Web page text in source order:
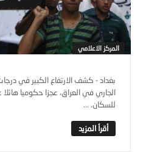
المركز الاعلامي
بغداد - كشف الارتفاع الكبير في
الجاري في العراق، عجزا حكوميا
للسكان. ...